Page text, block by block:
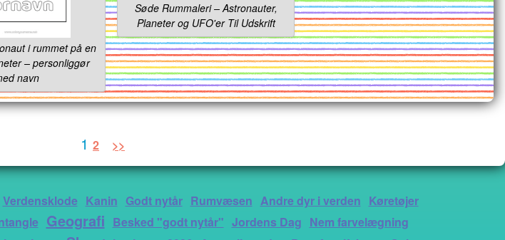
i rummet på en
– personliggør
navn
Søde Rummaleri – Astronauter,
Planeter og UFO'er Til Udskrift
1 2 >>
Verdensklode Kanin Godt nytår Rumvæsen Andre dyr i verden Køretøjer
Geografi Besked "godt nytår" Jordens Dag Nem farvelægning